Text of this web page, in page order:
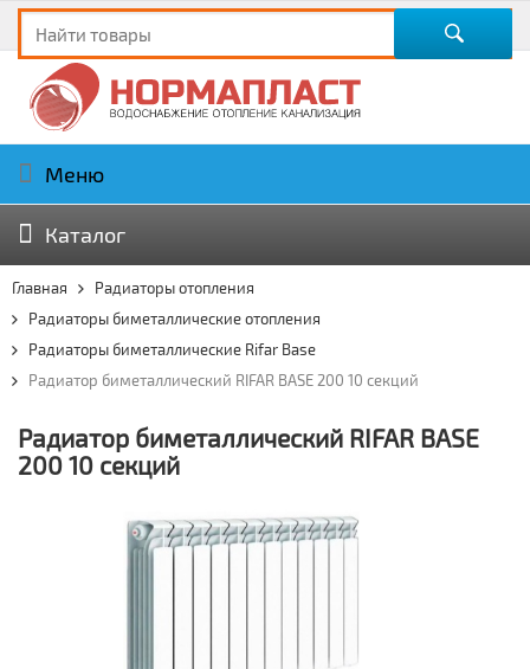
Меню
Каталог
Главная
Радиаторы отопления
Радиаторы биметаллические отопления
Радиаторы биметаллические Rifar Base
Радиатор биметаллический RIFAR BASE 200 10 секций
Радиатор биметаллический RIFAR BASE
200 10 секций